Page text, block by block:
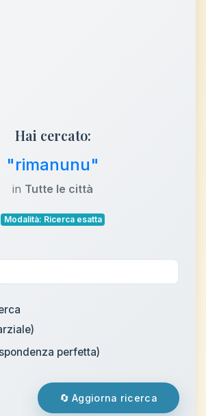
Hai cercato:
"rimanunu"
in Tutte le città
Modalità: Ricerca esatta
perfetta)
🔄 Aggiorna ricerca